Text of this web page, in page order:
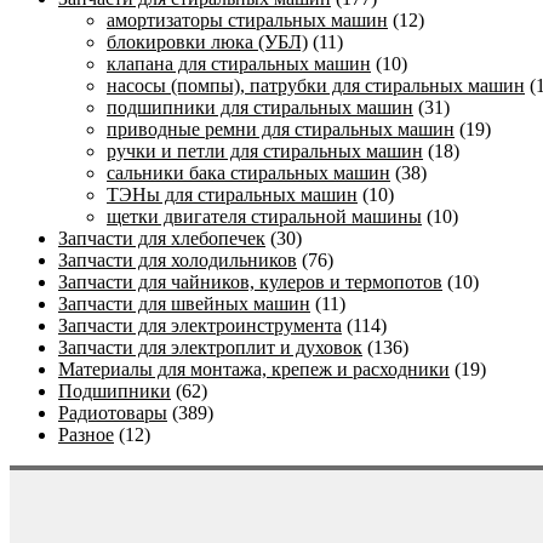
амортизаторы стиральных машин (12)
блокировки люка (УБЛ) (11)
клапана для стиральных машин (10)
насосы (помпы), патрубки для стиральных машин
подшипники для стиральных машин (31)
приводные ремни для стиральных машин (19)
ручки и петли для стиральных машин (18)
сальники бака стиральных машин (38)
ТЭНы для стиральных машин (10)
щетки двигателя стиральной машины (10)
Запчасти для хлебопечек (30)
Запчасти для холодильников (76)
Запчасти для чайников, кулеров и термопотов (10)
Запчасти для швейных машин (11)
Запчасти для электроинструмента (114)
Запчасти для электроплит и духовок (136)
Материалы для монтажа, крепеж и расходники (19)
Подшипники (62)
Радиотовары (389)
Разное (12)